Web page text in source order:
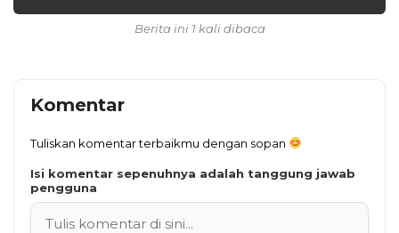
Berita ini 1 kali dibaca
Komentar
Tuliskan komentar terbaikmu dengan sopan
Isi komentar sepenuhnya adalah tanggung jawab
pengguna